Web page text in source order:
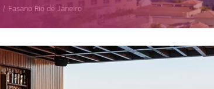
/ Fasano Rio de Janeiro